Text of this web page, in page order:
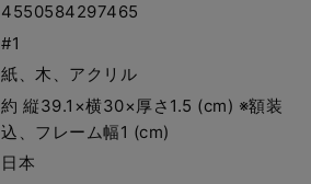
4550584297465
#1
紙、木、アクリル
約 縦39.1×横30×厚さ1.5 (cm) ※額装
込、フレーム幅1 (cm)
日本